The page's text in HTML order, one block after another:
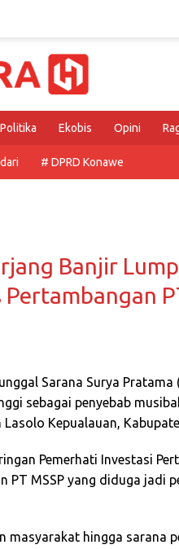
Politika Ekobis Opini
# DPRD Konawe
Banjir
Sarana Surya Pratama
sebagai penyebab
Kepualauan,
Pemerhati Investasi
PT MSSP yang diduga jadi
masyarakat hingga sarana